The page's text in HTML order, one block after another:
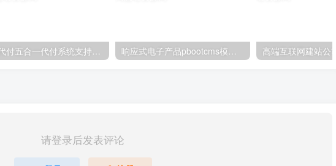
美团代付五合一代付系统支持外卖/京东/拼多多/携程/滴滴代付多模版 响应式电子产品pbootcms模板(自适应移动) HTML5电子元件网站
请登录后发表评论